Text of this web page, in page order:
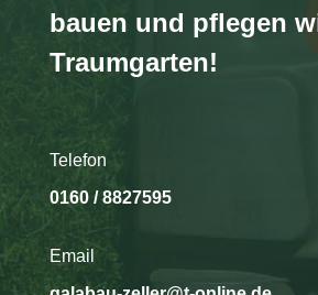
bauen und pflegen
Traumgarten!
Telefon
0160 / 8827595
Email